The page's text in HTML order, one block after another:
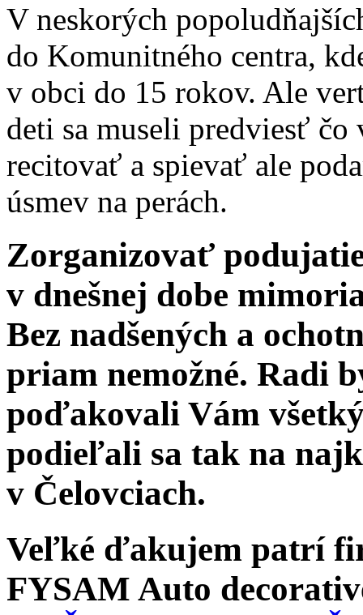
V neskorých
do Komunitného centra,
v obci do 15 rokov. Ale
deti sa museli predviesť čo
recitovať a spievať ale
úsmev na perách.
Zorganizovať
v dnešnej dobe
Bez nadšených a
priam nemožné. Radi
poďakovali Vám
podieľali sa tak na
v Čelovciach.
Veľké ďakujem patrí
FYSAM Auto